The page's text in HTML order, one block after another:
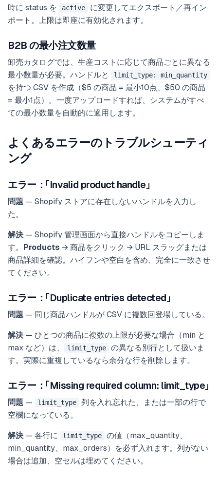
時に status を
active
に変更してエクスポート／再イン
ポート。上限は即座に有効化されます。
B2B の最小注文数量
卸売カタログでは、生産コストに応じて商品ごとに異なる
最小数量が必要。ハンドルと
limit_type: min_quantity
を持つ CSV を作成（$5 の商品 = 最小10点、$50 の商品
= 最小1点）。一度アップロードすれば、システムがすべ
ての最小数量を自動的に適用します。
よくあるエラーのトラブルシューティ
ング
エラー：「Invalid product handle」
問題 — Shopify ストアに存在しないハンドルを入力し
た。
解決 — Shopify 管理画面から直接ハンドルをコピーしま
す。 Products → 商品をクリック → URL スラッグまたは
商品詳細を確認。ハイフンや空白を含め、完全に一致させ
てください。
エラー：「Duplicate entries detected」
問題 — 同じ商品ハンドルが CSV に複数回登場している。
解決 — ひとつの商品に複数の上限が必要な場合（min と
max など）は、
limit_type
の異なる別行として扱いま
す。実際に重複しているなら余分な行を削除します。
エラー：「Missing required column: limit_type」
問題 — limit_type
列を入れ忘れた、または一部の行で
空欄になっている。
解決 — 各行に limit_type
の値（max_quantity、
min_quantity、max_orders）を必ず入れます。列がない
場合は追加、空セルは埋めてください。